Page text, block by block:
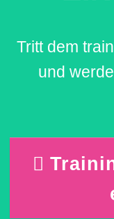
Tritt dem
und